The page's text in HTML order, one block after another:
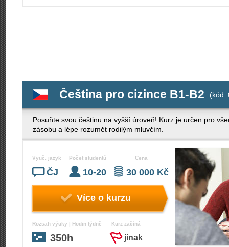
Čeština pro cizince B1-B2 (kód:
Posuňte svou češtinu na vyšší úroveň! Kurz je určen pro
zásobu a lépe rozumět rodilým mluvčím.
Vyuč. jazyk
ČJ
Počet studentů
10-20
Cena
30 000 Kč
Více o kurzu
Rozsah výuky | Hodin týdně
350h
Kurz začíná
jinak